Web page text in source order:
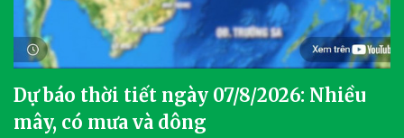
Dự báo thời tiết ngày 07/8/2026: Nhiều
mây, có mưa và dông